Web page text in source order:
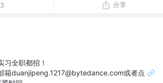
分享
全职都招！
箱duanjipeng.1217@bytedance.com或者点